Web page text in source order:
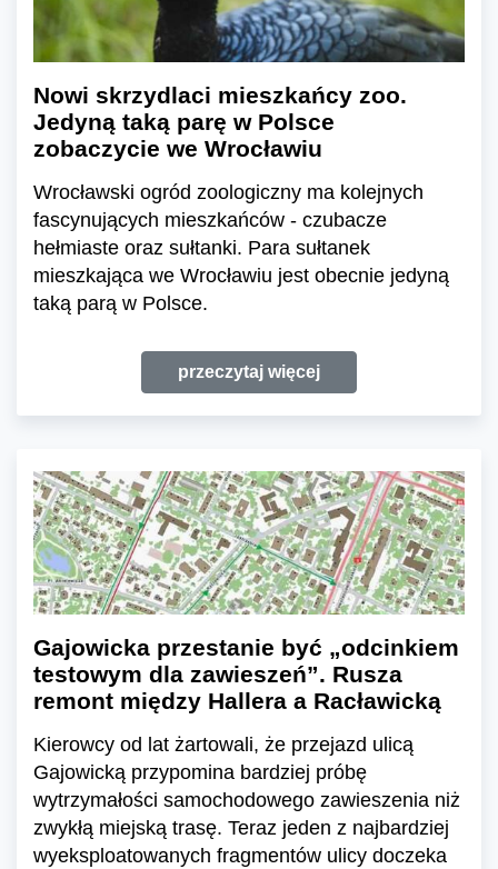
Nowi skrzydlaci mieszkańcy zoo.
Jedyną taką parę w Polsce
zobaczycie we Wrocławiu
Wrocławski ogród zoologiczny ma kolejnych
fascynujących mieszkańców - czubacze
hełmiaste oraz sułtanki. Para sułtanek
mieszkająca we Wrocławiu jest obecnie jedyną
taką parą w Polsce.
przeczytaj więcej
Gajowicka przestanie być „odcinkiem
testowym dla zawieszeń”. Rusza
remont między Hallera a Racławicką
Kierowcy od lat żartowali, że przejazd ulicą
Gajowicką przypomina bardziej próbę
wytrzymałości samochodowego zawieszenia niż
zwykłą miejską trasę. Teraz jeden z najbardziej
wyeksploatowanych fragmentów ulicy doczeka